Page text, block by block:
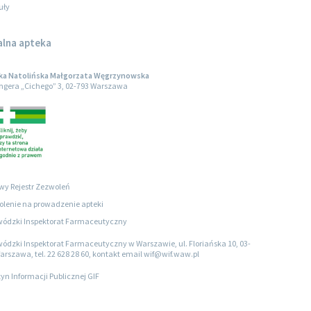
apteka
Natolińska Małgorzata Węgrzynowska
„Cichego” 3, 02-793 Warszawa
Rejestr Zezwoleń
na prowadzenie apteki
Inspektorat Farmaceutyczny
Inspektorat Farmaceutyczny w Warszawie, ul. Floriańska 10, 03-
tel. 22 628 28 60, kontakt email wif@wif.waw.pl
Informacji Publicznej GIF